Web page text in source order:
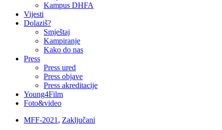
Kampus DHFA
Vijesti
Dolaziš?
Smještaj
Kampiranje
Kako do nas
Press
Press ured
Press objave
Press akreditacije
Young4Film
Foto&video
MFF-2021 , Zaključani